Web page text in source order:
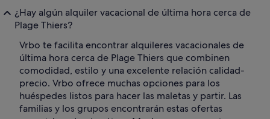
¿Hay algún alquiler vacacional de última hora cerca de
Plage Thiers?
Vrbo te facilita encontrar alquileres vacacionales de
última hora cerca de Plage Thiers que combinen
comodidad, estilo y una excelente relación calidad-
precio. Vrbo ofrece muchas opciones para los
huéspedes listos para hacer las maletas y partir. Las
familias y los grupos encontrarán estas ofertas